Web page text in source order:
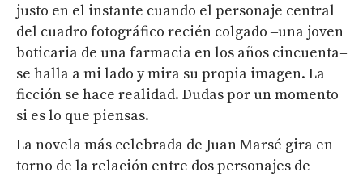
justo en el instante cuando el personaje central
del cuadro fotográfico recién colgado‒una joven
boticaria de una farmacia en los años cincuenta‒
se halla a mi lado y mira su propia imagen. La
ficción se hace realidad. Dudas por un momento
si es lo que piensas.
La novela más celebrada de Juan Marsé gira en
torno de la relación entre dos personajes de